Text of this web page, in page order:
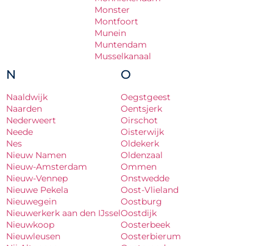
Monster
Montfoort
Munein
Muntendam
Musselkanaal
N
Naaldwijk
Naarden
Nederweert
Neede
Nes
Nieuw Namen
Nieuw-Amsterdam
Nieuw-Vennep
Nieuwe Pekela
Nieuwegein
Nieuwerkerk aan den IJssel
Nieuwkoop
Nieuwleusen
O
Oegstgeest
Oentsjerk
Oirschot
Oisterwijk
Oldekerk
Oldenzaal
Ommen
Onstwedde
Oost-Vlieland
Oostburg
Oostdijk
Oosterbeek
Oosterbierum